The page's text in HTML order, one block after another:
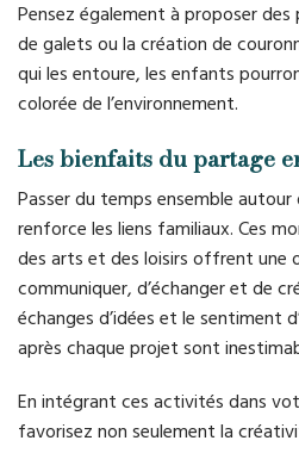
Pensez également à proposer
de galets ou la création de
qui les entoure, les enfants
colorée de l’environnement.
Les bienfaits du partage
Passer du temps ensemble
renforce les liens familiaux. Ces
des arts et des loisirs offrent une
communiquer, d’échanger et de
échanges d’idées et le sentiment
après chaque projet sont
En intégrant ces activités dans
favorisez non seulement la